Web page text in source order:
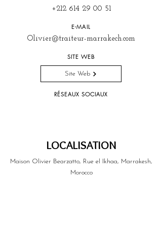
+212 614 29 00 51
E-MAIL
Olivier@traiteur-marrakech.com
SITE WEB
Site Web
RÉSEAUX SOCIAUX
LOCALISATION
Maison Olivier Bearzatto, Rue el Ikhaa, Marrakesh,
Morocco